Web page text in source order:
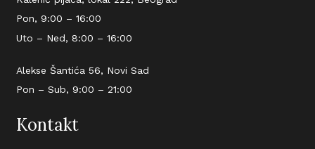
Pon, 9:00 – 16:00
Uto – Ned, 8:00 – 16:00
Alekse Šantića 56, Novi Sad
Pon – Sub, 9:00 – 21:00
Kontakt